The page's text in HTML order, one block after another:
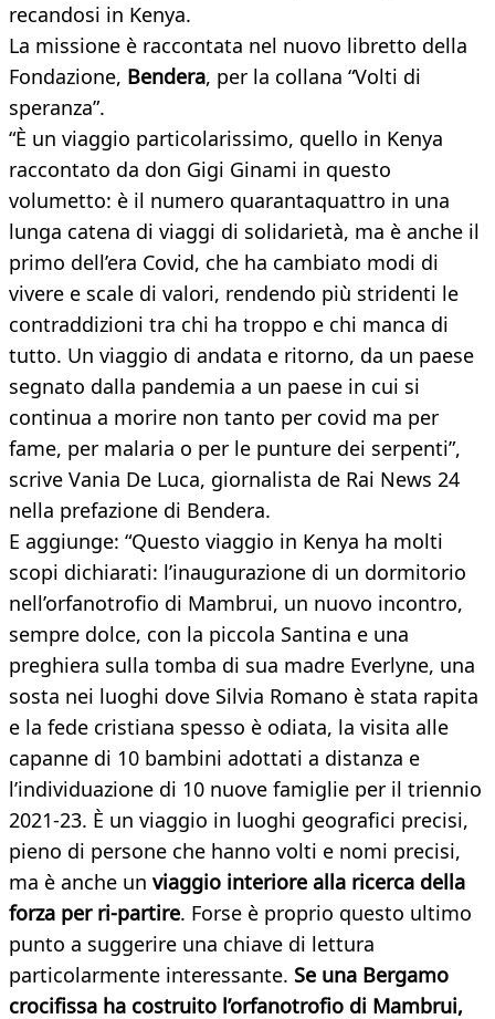
recandosi in Kenya.
La missione è raccontata nel nuovo libretto della
Fondazione, Bendera, per la collana “Volti di
speranza”.
“È un viaggio particolarissimo, quello in Kenya
raccontato da don Gigi Ginami in questo
volumetto: è il numero quarantaquattro in una
lunga catena di viaggi di solidarietà, ma è anche il
primo dell’era Covid, che ha cambiato modi di
vivere e scale di valori, rendendo più stridenti le
contraddizioni tra chi ha troppo e chi manca di
tutto. Un viaggio di andata e ritorno, da un paese
segnato dalla pandemia a un paese in cui si
continua a morire non tanto per covid ma per
fame, per malaria o per le punture dei serpenti”,
scrive Vania De Luca, giornalista de Rai News 24
nella prefazione di Bendera.
E aggiunge: “Questo viaggio in Kenya ha molti
scopi dichiarati: l’inaugurazione di un dormitorio
nell’orfanotrofio di Mambrui, un nuovo incontro,
sempre dolce, con la piccola Santina e una
preghiera sulla tomba di sua madre Everlyne, una
sosta nei luoghi dove Silvia Romano è stata rapita
e la fede cristiana spesso è odiata, la visita alle
capanne di 10 bambini adottati a distanza e
l’individuazione di 10 nuove famiglie per il triennio
2021-23. È un viaggio in luoghi geografici precisi,
pieno di persone che hanno volti e nomi precisi,
ma è anche un viaggio interiore alla ricerca della
forza per ri-partire. Forse è proprio questo ultimo
punto a suggerire una chiave di lettura
particolarmente interessante. Se una Bergamo
crocifissa ha costruito l’orfanotrofio di Mambrui,